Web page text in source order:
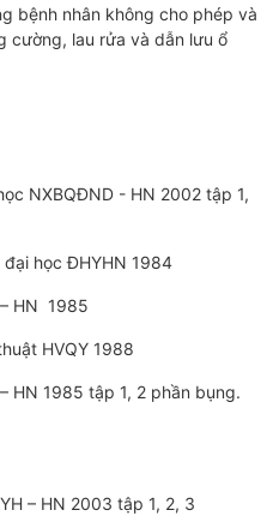
bệnh nhân không cho phép và
c­­ường, lau rửa và dẫn l­­­ưu ổ
NXBQĐND - HN 2002 tập 1,
học ĐHYHN 1984
HN 1985
HVQY 1988
HN 1985 tập 1, 2 phần bụng.
– HN 2003 tập 1, 2, 3